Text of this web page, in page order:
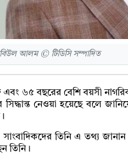
আলম © টিডিসি সম্পাদিত
এবং ৬৫ বছরের বেশি বয়সী
সিদ্ধান্ত নেওয়া হয়েছে বলে
তিনি এ তথ্য
তিনি।